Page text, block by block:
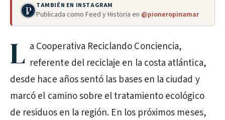
TAMBIÉN EN INSTAGRAM
Publicada como Feed y Historia en @pioneropinamar
L a Cooperativa Reciclando Conciencia,
referente del reciclaje en la costa atlántica,
desde hace años sentó las bases en la ciudad y
marcó el camino sobre el tratamiento ecológico
de residuos en la región. En los próximos meses,